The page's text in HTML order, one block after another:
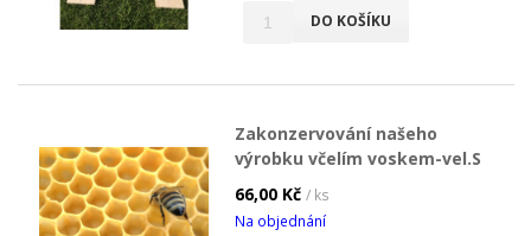
DO KOŠÍKU
Zakonzervování našeho
výrobku včelím voskem-vel.S
66,00 Kč / ks
Na objednání